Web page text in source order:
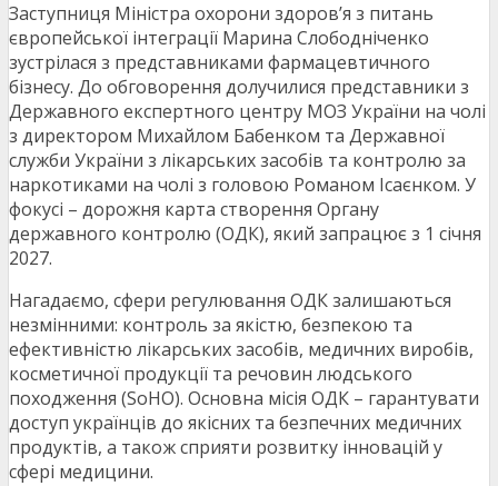
Заступниця Міністра охорони здоров’я з питань
європейської інтеграції Марина Слободніченко
зустрілася з представниками фармацевтичного
бізнесу. До обговорення долучилися представники з
Державного експертного центру МОЗ України на чолі
з директором Михайлом Бабенком та Державної
служби України з лікарських засобів та контролю за
наркотиками на чолі з головою Романом Ісаєнком. У
фокусі – дорожня карта створення Органу
державного контролю (ОДК), який запрацює з 1 січня
2027.
Нагадаємо, сфери регулювання ОДК залишаються
незмінними: контроль за якістю, безпекою та
ефективністю лікарських засобів, медичних виробів,
косметичної продукції та речовин людського
походження (SoHO). Основна місія ОДК – гарантувати
доступ українців до якісних та безпечних медичних
продуктів, а також сприяти розвитку інновацій у
сфері медицини.